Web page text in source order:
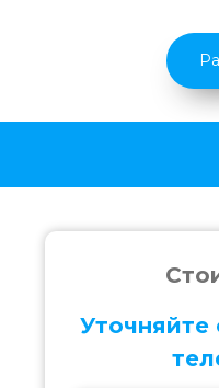
Уточняйте